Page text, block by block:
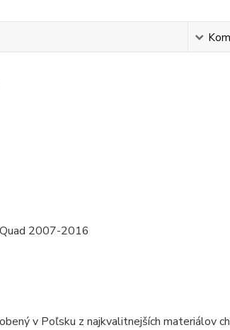
Quad 2007-2016
v Poľsku z najkvalitnejších materiálov